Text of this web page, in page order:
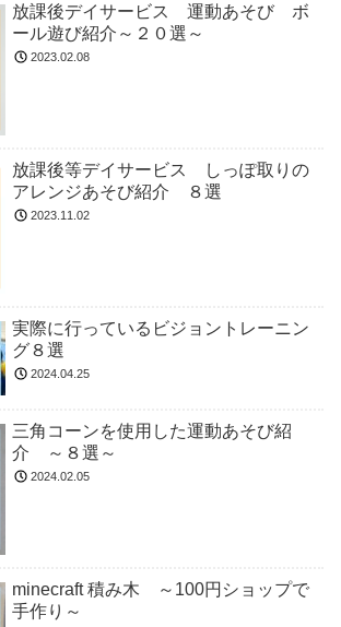
放課後デイサービス 運動あそび ボ
ール遊び紹介～２０選～
2023.02.08
放課後等デイサービス しっぽ取りの
アレンジあそび紹介 ８選
2023.11.02
実際に行っているビジョントレーニン
グ８選
2024.04.25
三角コーンを使用した運動あそび紹
介 ～８選～
2024.02.05
minecraft 積み木 ～100円ショップで
手作り～